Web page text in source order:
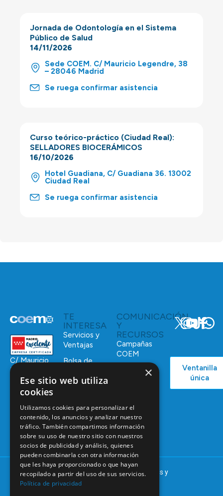
Jornada de Odontología en el Sistema
Público de Salud
14/11/2026
Sede COEM. C/ Mauricio Legendre, 38
– 28046 Madrid
Se ruega confirmar asistencia
Curso teórico-práctico (Ciudad Real):
SELLADORES BIOCERÁMICOS
16/10/2026
Hotel Guadiana, C/ Guadiana 36. 13002
Ciudad Real
Se ruega confirmar asistencia
C/ Mauricio
Legendre,
28046
91 561 29 05
informacion@coem.org.es
TE
INTERESA
Servicios y
Ventajas
Bolsa de
Tablón de
anuncios
COMUNICACIÓN
Y
RECURSOS
Campañas
COEM
Ventanilla
única
© 2025 – COEM – Colegio Oficial de Odontólogos y
Estomatólogos de la I región
×
Ese sitio web utiliza
cookies
Utilizamos cookies para personalizar el
contenido, los anuncios y analizar nuestro
tráfico. También compartimos información
sobre su uso de nuestro sitio con nuestros
socios de publicidad y análisis, quienes
pueden combinarla con otra información
que les haya proporcionado o que hayan
recopilado a partir del uso de sus servicios.
Política de privacidad